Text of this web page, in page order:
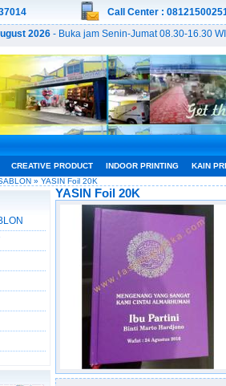
2026 - Buka jam Senin-Jumat 08.30-16.30
CREATIVE PRODUCT INDOOR PRINTING
KAIN
» YASIN Foil 20K
YASIN Foil 20K
Call Center :